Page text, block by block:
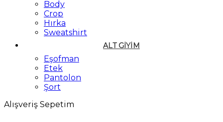
Body
Crop
Hırka
Sweatshirt
ALT GIYIM
Eşofman
Etek
Pantolon
Şort
Alışveriş Sepetim